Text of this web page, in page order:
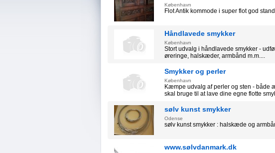
København
Flot Antik kommode i super flot god
Håndlavede smykker
København
Stort udvalg i håndlavede smykker -
øreringe, halskæder, armbånd m.m....
Smykker og perler
København
Kæmpe udvalg af perler og sten - både
skal bruge til at lave dine egne flotte
sølv kunst smykker
Odense
sølv kunst smykker : halskæde og
www.sølvdanmark.dk